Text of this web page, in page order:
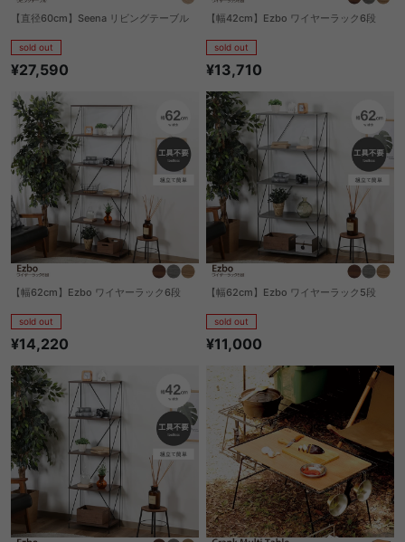
【直径60cm】Seena リビングテーブル
sold out
¥27,590
【幅42cm】Ezbo ワイヤーラック6段
sold out
¥13,710
【幅62cm】Ezbo ワイヤーラック6段
sold out
¥14,220
【幅62cm】Ezbo ワイヤーラック5段
sold out
¥11,000